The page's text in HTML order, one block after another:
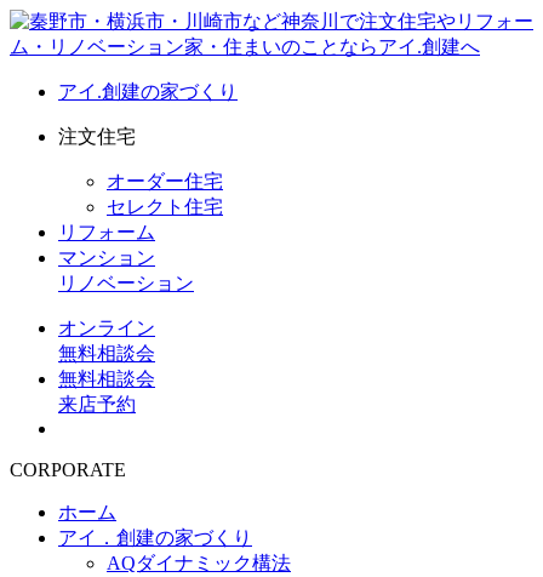
アイ.創建の家づくり
注文住宅
オーダー住宅
セレクト住宅
リフォーム
マンション
リノベーション
オンライン
無料相談会
無料相談会
来店予約
CORPORATE
ホーム
アイ．創建の家づくり
AQダイナミック構法